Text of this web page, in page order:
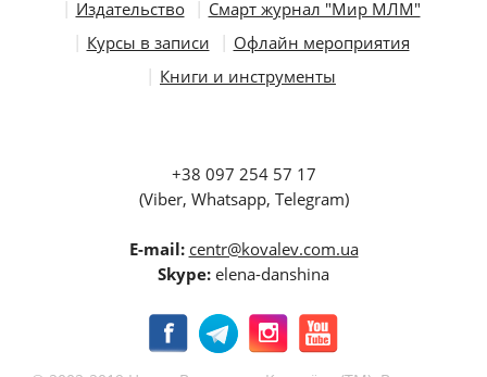
Издательство
Смарт журнал "Мир МЛМ"
Курсы в записи
Офлайн мероприятия
Книги и инструменты
+38 097 254 57 17
(Viber, Whatsapp, Telegram)
E-mail: centr@kovalev.com.ua
Skype: elena-danshina